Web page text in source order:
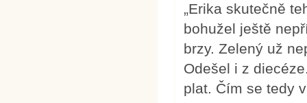
„Erika skutečně
bohužel ještě
brzy. Zelený už
Odešel i z
plat. Čím se tedy